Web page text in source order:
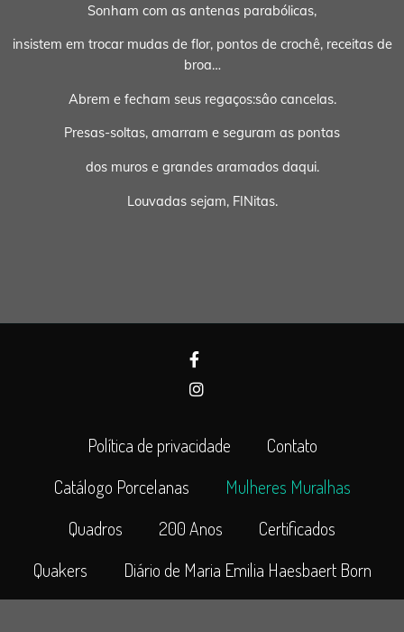
Sonham com as antenas parabólicas,
insistem em trocar mudas de flor, pontos de crochê, receitas de
broa…
Abrem e fecham seus regaços:sâo cancelas.
Presas-soltas, amarram e seguram as pontas
dos muros e grandes aramados daqui.
Louvadas sejam, FINitas.
Política de privacidade
Contato
Catálogo Porcelanas
Mulheres Muralhas
Quadros
200 Anos
Certificados
Quakers
Diário de Maria Emilia Haesbaert Born